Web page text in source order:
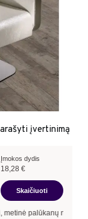
įvertinimą
Įmokos dydis
18,28 €
Skaičiuoti
norma –9,90%